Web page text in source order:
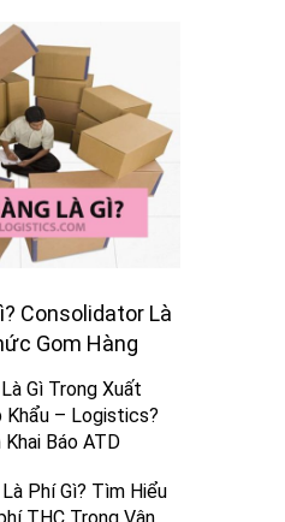
Consolidator Là
Gom Hàng
Gì Trong Xuất
Khẩu – Logistics?
Khai Báo ATD
Phí Gì? Tìm Hiểu